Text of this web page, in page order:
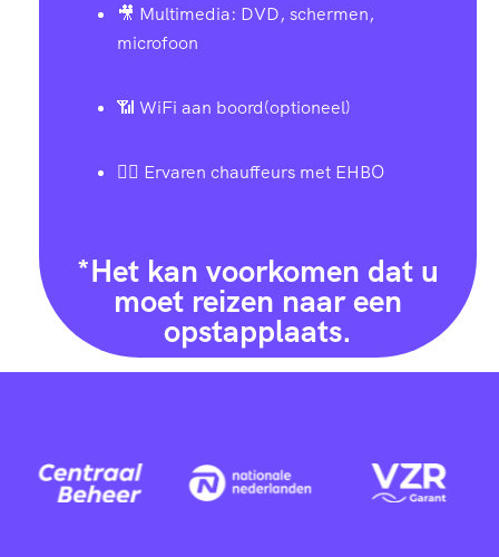
🎥 Multimedia: DVD, schermen,
microfoon
📶 WiFi aan boord(optioneel)
👨‍✈️ Ervaren chauffeurs met EHBO
*Het kan voorkomen dat u
moet reizen naar een
opstapplaats.